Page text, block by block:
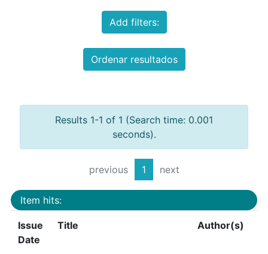
Add filters:
Ordenar resultados
Results 1-1 of 1 (Search time: 0.001
seconds).
previous 1 next
Item hits:
Issue
Date
Title Author(s)